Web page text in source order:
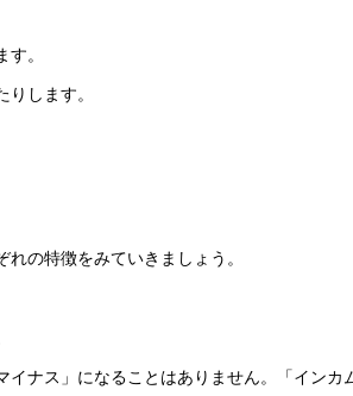
。
します。
の特徴をみていきましょう。
イナス」になることはありません。「インカ